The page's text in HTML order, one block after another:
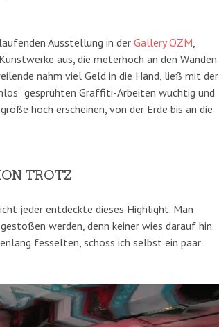
Ausstellung in der Gallery OZM
aus, die meterhoch an den Wänden
nahm viel Geld in die Hand, ließ mit der
gesprühten Graffiti-Arbeiten wuchtig und
hoch erscheinen, von der Erde bis an die
TROTZ
jeder entdeckte dieses Highlight. Man
werden, denn keiner wies darauf hin.
fesselten, schoss ich selbst ein paar